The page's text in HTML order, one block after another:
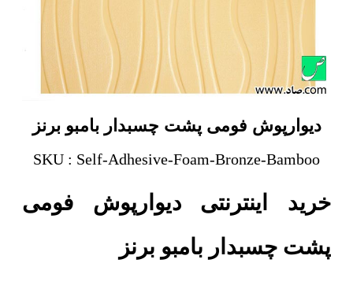
دیوارپوش فومی پشت چسبدار بامبو برنز
SKU : Self-Adhesive-Foam-Bronze-Bamboo
خرید اینترنتی دیوارپوش فومی
پشت چسبدار بامبو برنز